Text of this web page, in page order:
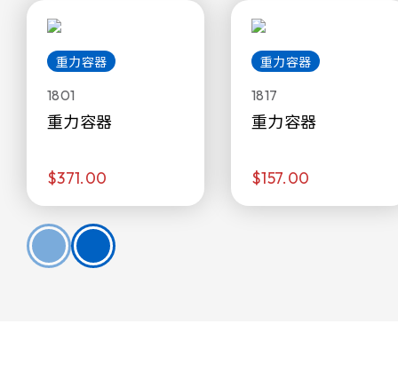
重力容器
1801
重力容器
$371.00
重力容器
1817
重力容器
$157.00